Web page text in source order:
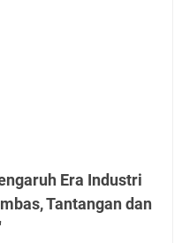
Era Industri
Tantangan dan